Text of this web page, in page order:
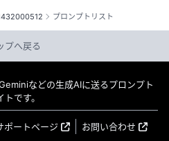
プロンプトリスト
プへ戻る
などの生成AIに送るプロンプト
です。
ポートページ
お問い合わせ